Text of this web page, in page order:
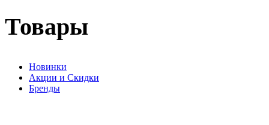
Товары
Новинки
Акции и Скидки
Бренды